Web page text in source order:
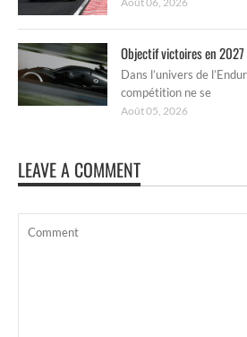
Objectif victoires en 2027
Dans l’univers de
compétition ne se
Août 05, 2026
LEAVE A COMMENT